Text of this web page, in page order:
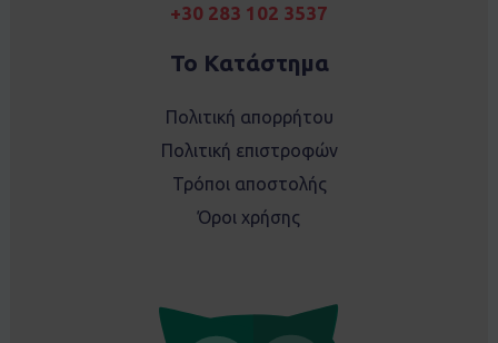
+30 283 102 3537
Το Κατάστημα
Πολιτική απορρήτου
Πολιτική επιστροφών
Τρόποι αποστολής
Όροι χρήσης